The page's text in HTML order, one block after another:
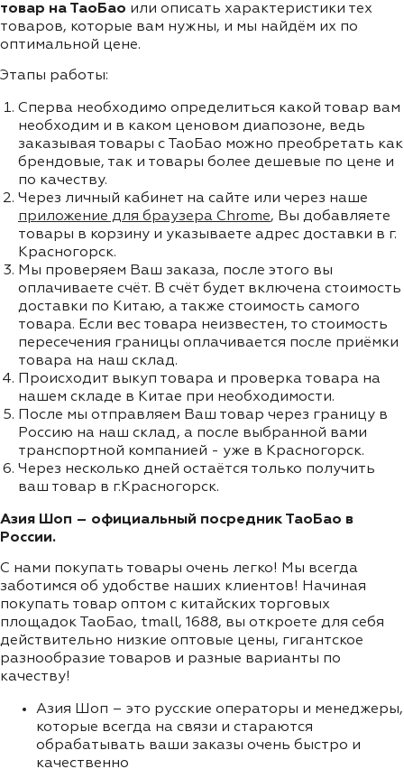
товар на ТаоБао или описать характеристики тех
товаров, которые вам нужны, и мы найдём их по
оптимальной цене.
Этапы работы:
Сперва необходимо определиться какой товар вам
необходим и в каком ценовом диапозоне, ведь
заказывая товары с ТаоБао можно преобретать как
брендовые, так и товары более дешевые по цене и
по качеству.
Через личный кабинет на сайте или через наше
приложение для браузера Chrome, Вы добавляете
товары в корзину и указываете адрес доставки в г.
Красногорск.
Мы проверяем Ваш заказа, после этого вы
оплачиваете счёт. В счёт будет включена стоимость
доставки по Китаю, а также стоимость самого
товара. Если вес товара неизвестен, то стоимость
пересечения границы оплачивается после приёмки
товара на наш склад.
Происходит выкуп товара и проверка товара на
нашем складе в Китае при необходимости.
После мы отправляем Ваш товар через границу в
Россию на наш склад, а после выбранной вами
транспортной компанией - уже в Красногорск.
Через несколько дней остаётся только получить
ваш товар в г.Красногорск.
Азия Шоп – официальный посредник ТаоБао в
России.
С нами покупать товары очень легко! Мы всегда
заботимся об удобстве наших клиентов! Начиная
покупать товар оптом с китайских торговых
площадок ТаоБао, tmall, 1688, вы откроете для себя
действительно низкие оптовые цены, гигантское
разнообразие товаров и разные варианты по
качеству!
Азия Шоп – это русские операторы и менеджеры,
которые всегда на связи и стараются
обрабатывать ваши заказы очень быстро и
качественно